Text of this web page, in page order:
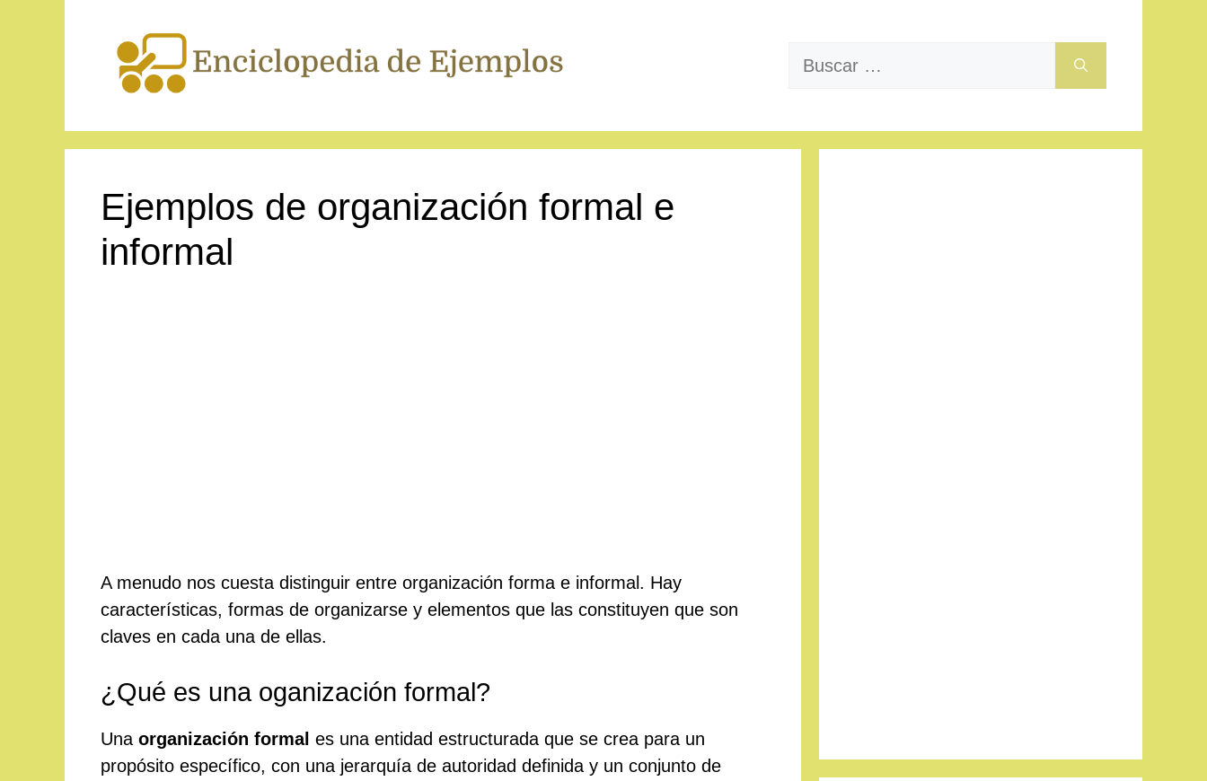
Buscar:
Ejemplos de organización formal e
informal
A menudo nos cuesta distinguir entre organización forma e informal. Hay
características, formas de organizarse y elementos que las constituyen que son
claves en cada una de ellas.
¿Qué es una oganización formal?
Una organización formal es una entidad estructurada que se crea para un
propósito específico, con una jerarquía de autoridad definida y un conjunto de